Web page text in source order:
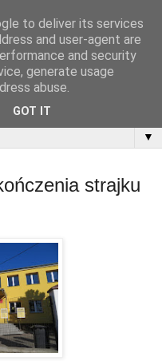
▼
strajku
to deliver its services
and user-agent are
and security
generate usage
abuse.
GOT IT